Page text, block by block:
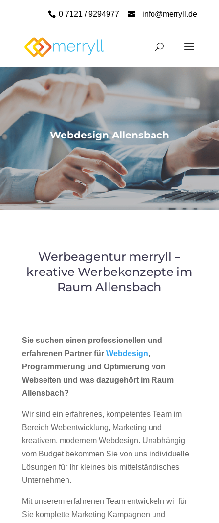
0 7121 / 9294977 info@merryll.de
Webdesign Allensbach
Werbeagentur merryll –
kreative Werbekonzepte im
Raum Allensbach
Sie suchen einen professionellen und
erfahrenen Partner für Webdesign,
Programmierung und Optimierung von
Webseiten und was dazugehört im Raum
Allensbach?
Wir sind ein erfahrenes, kompetentes Team im
Bereich Webentwicklung, Marketing und
kreativem, modernem Webdesign. Unabhängig
vom Budget bekommen Sie von uns individuelle
Lösungen für Ihr kleines bis mittelständisches
Unternehmen.
Mit unserem erfahrenen Team entwickeln wir für
Sie komplette Marketing Kampagnen und